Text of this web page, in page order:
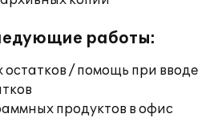
работы:
остатков / помощь при вводе
продуктов в офис